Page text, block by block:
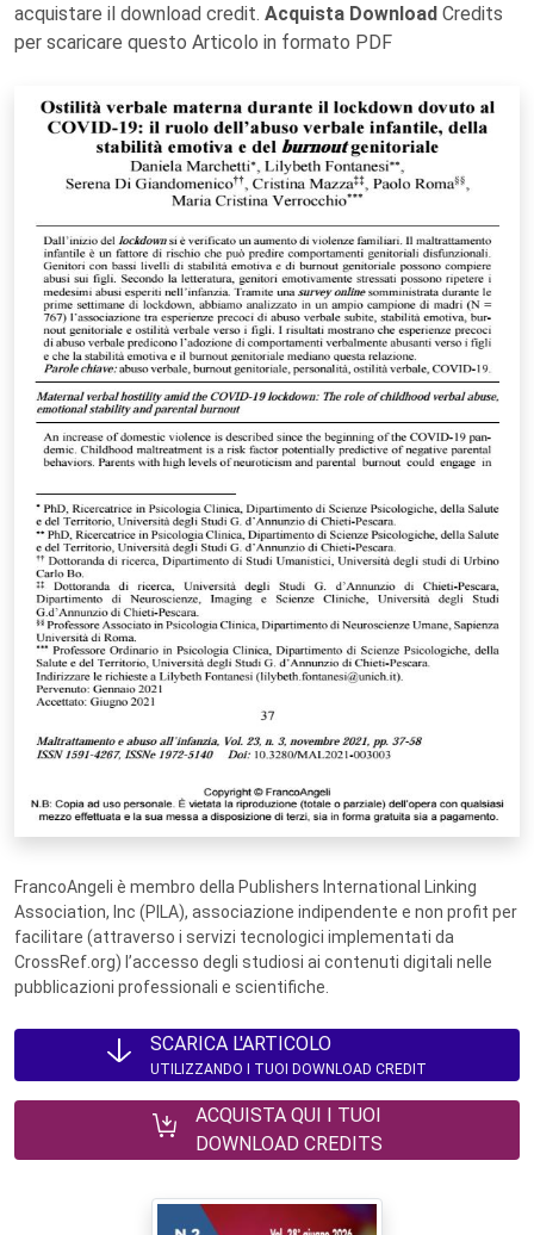
acquistare il download credit. Acquista Download Credits
per scaricare questo Articolo in formato PDF
FrancoAngeli è membro della Publishers International Linking
Association, Inc (PILA), associazione indipendente e non profit per
facilitare (attraverso i servizi tecnologici implementati da
CrossRef.org) l’accesso degli studiosi ai contenuti digitali nelle
pubblicazioni professionali e scientifiche.
SCARICA L'ARTICOLO
UTILIZZANDO I TUOI DOWNLOAD CREDIT
ACQUISTA QUI I TUOI
DOWNLOAD CREDITS